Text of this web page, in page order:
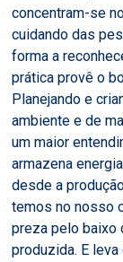
concentram-se
cuidando das
forma a
prática provê o
Planejando e
ambiente e de
um maior
armazena
desde a
temos no nosso
preza pelo baixo
produzida. E